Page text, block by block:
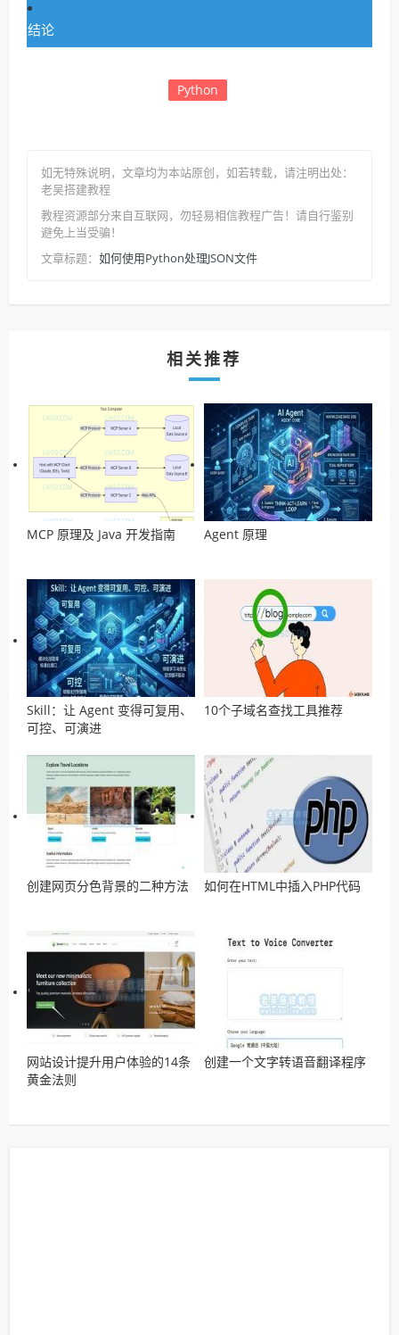
结论
Python
如无特殊说明，文章均为本站原创 ，如若转载，请注明出处：
老吴搭建教程
教程资源部分来自互联网，勿轻易相信教程广告！请自行鉴别
避免上当受骗！
文章标题： 如何使用Python处理JSON文件
相关推荐
MCP 原理及 Java 开发指南 Agent 原理
Skill：让 Agent 变得可复用、
可控、可演进
10个子域名查找工具推荐
创建网页分色背景的二种方法 如何在HTML中插入PHP代码
网站设计提升用户体验的14条
黄金法则
创建一个文字转语音翻译程序